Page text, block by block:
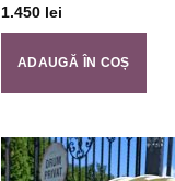
1.450 lei
ADAUGĂ ÎN COȘ